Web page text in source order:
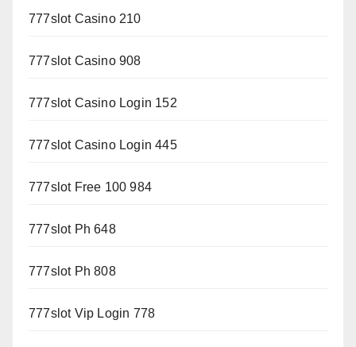
777slot Casino 210
777slot Casino 908
777slot Casino Login 152
777slot Casino Login 445
777slot Free 100 984
777slot Ph 648
777slot Ph 808
777slot Vip Login 778